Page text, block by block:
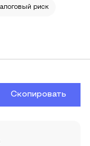
риск
Скопировать